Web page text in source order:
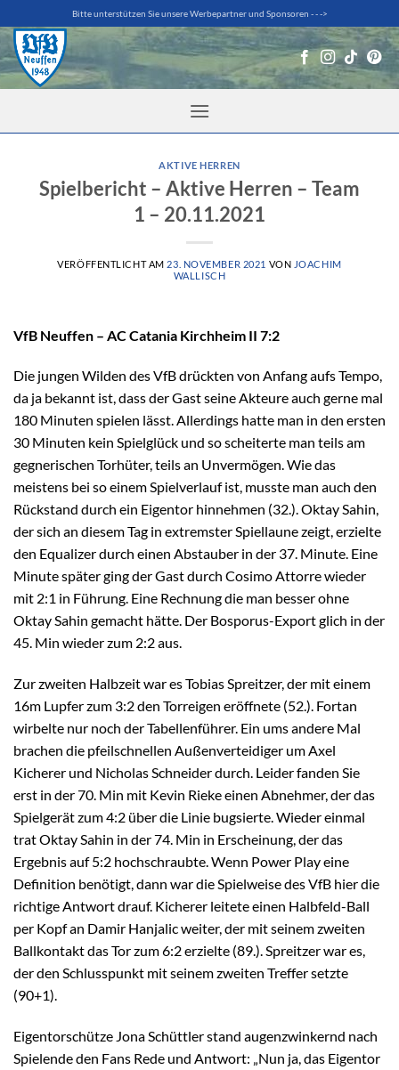
Inhalt
springen
Bitte unterstützen Sie unsere Werbepartner und Sponsoren - - ->
AKTIVE HERREN
Spielbericht – Aktive Herren – Team
1 – 20.11.2021
VERÖFFENTLICHT AM 23. NOVEMBER 2021 VON JOACHIM
WALLISCH
VfB Neuffen – AC Catania Kirchheim II 7:2
Die jungen Wilden des VfB drückten von Anfang aufs Tempo,
da ja bekannt ist, dass der Gast seine Akteure auch gerne mal
180 Minuten spielen lässt. Allerdings hatte man in den ersten
30 Minuten kein Spielglück und so scheiterte man teils am
gegnerischen Torhüter, teils an Unvermögen. Wie das
meistens bei so einem Spielverlauf ist, musste man auch den
Rückstand durch ein Eigentor hinnehmen (32.). Oktay Sahin,
der sich an diesem Tag in extremster Spiellaune zeigt, erzielte
den Equalizer durch einen Abstauber in der 37. Minute. Eine
Minute später ging der Gast durch Cosimo Attorre wieder
mit 2:1 in Führung. Eine Rechnung die man besser ohne
Oktay Sahin gemacht hätte. Der Bosporus-Export glich in der
45. Min wieder zum 2:2 aus.
Zur zweiten Halbzeit war es Tobias Spreitzer, der mit einem
16m Lupfer zum 3:2 den Torreigen eröffnete (52.). Fortan
wirbelte nur noch der Tabellenführer. Ein ums andere Mal
brachen die pfeilschnellen Außenverteidiger um Axel
Kicherer und Nicholas Schneider durch. Leider fanden Sie
erst in der 70. Min mit Kevin Rieke einen Abnehmer, der das
Spielgerät zum 4:2 über die Linie bugsierte. Wieder einmal
trat Oktay Sahin in der 74. Min in Erscheinung, der das
Ergebnis auf 5:2 hochschraubte. Wenn Power Play eine
Definition benötigt, dann war die Spielweise des VfB hier die
richtige Antwort drauf. Kicherer leitete einen Halbfeld-Ball
per Kopf an Damir Hanjalic weiter, der mit seinem zweiten
Ballkontakt das Tor zum 6:2 erzielte (89.). Spreitzer war es,
der den Schlusspunkt mit seinem zweiten Treffer setzte
(90+1).
Eigentorschütze Jona Schüttler stand augenzwinkernd nach
Spielende den Fans Rede und Antwort: „Nun ja, das Eigentor